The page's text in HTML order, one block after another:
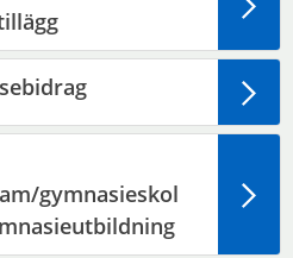
gymnasieskol